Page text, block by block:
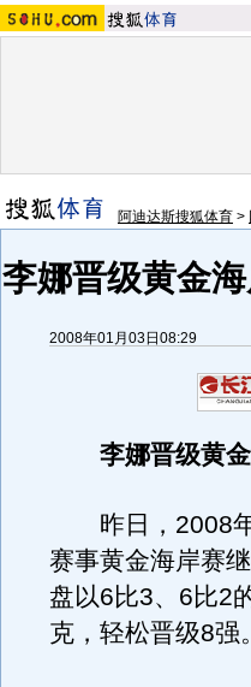
阿迪达斯搜狐体育 >
李娜晋级黄金
2008年01月03日08:29
李娜晋级黄
昨日，2008年
赛事黄金海岸赛
盘以6比3、6比2
克，轻松晋级8强。